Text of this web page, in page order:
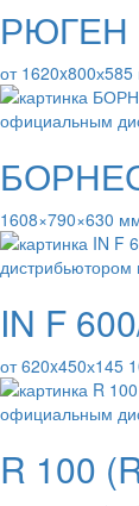
РЮГЕН
от
1608×790×630
IN F
от 620x450х145
R 100